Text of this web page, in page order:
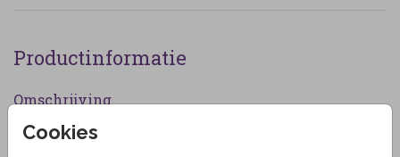
Cookies
Productinformatie
Omschrijving
Rouwkaart met een getekende roodborst erop. (1117)